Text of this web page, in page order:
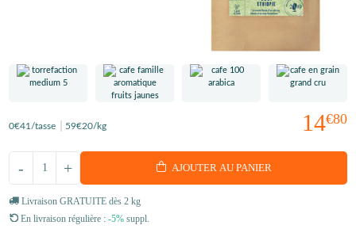
14€80
0€41 /tasse 59€20/kg
+
- AJOUTER AU PANIER
Livraison GRATUITE dès 2 kg
En livraison régulière : -5% suppl.